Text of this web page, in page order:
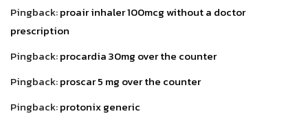
Pingback:proair inhaler 100mcg without a doctor
prescription
Pingback:procardia 30mg over the counter
Pingback:proscar 5 mg over the counter
Pingback:protonix generic